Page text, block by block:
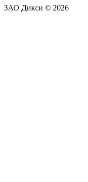
ЗАО Дикси © 2026